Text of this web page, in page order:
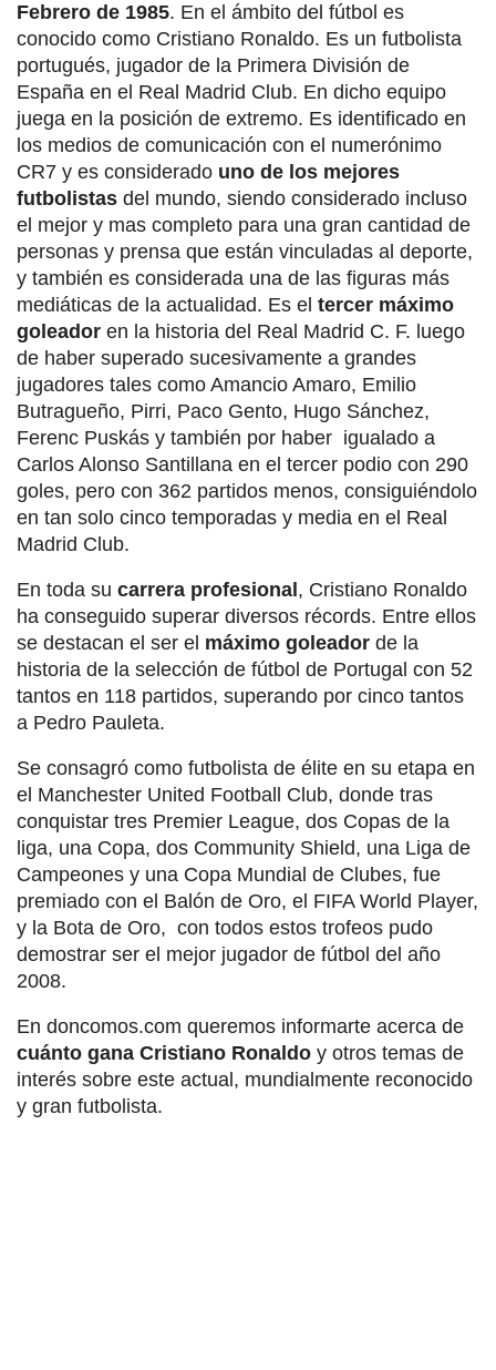
Febrero de 1985. En el ámbito del fútbol es
conocido como Cristiano Ronaldo. Es un futbolista
portugués, jugador de la Primera División de
España en el Real Madrid Club. En dicho equipo
juega en la posición de extremo. Es identificado en
los medios de comunicación con el numerónimo
CR7 y es considerado uno de los mejores
futbolistas del mundo, siendo considerado incluso
el mejor y mas completo para una gran cantidad de
personas y prensa que están vinculadas al deporte,
y también es considerada una de las figuras más
mediáticas de la actualidad. Es el tercer máximo
goleador en la historia del Real Madrid C. F. luego
de haber superado sucesivamente a grandes
jugadores tales como Amancio Amaro, Emilio
Butragueño, Pirri, Paco Gento, Hugo Sánchez,
Ferenc Puskás y también por haber igualado a
Carlos Alonso Santillana en el tercer podio con 290
goles, pero con 362 partidos menos, consiguiéndolo
en tan solo cinco temporadas y media en el Real
Madrid Club.
En toda su carrera profesional , Cristiano Ronaldo
ha conseguido superar diversos récords. Entre ellos
se destacan el ser el máximo goleador de la
historia de la selección de fútbol de Portugal con 52
tantos en 118 partidos, superando por cinco tantos
a Pedro Pauleta.
Se consagró como futbolista de élite en su etapa en
el Manchester United Football Club, donde tras
conquistar tres Premier League, dos Copas de la
liga, una Copa, dos Community Shield, una Liga de
Campeones y una Copa Mundial de Clubes, fue
premiado con el Balón de Oro, el FIFA World Player,
y la Bota de Oro, con todos estos trofeos pudo
demostrar ser el mejor jugador de fútbol del año
2008.
En doncomos.com queremos informarte acerca de
cuánto gana Cristiano Ronaldo y otros temas de
interés sobre este actual, mundialmente reconocido
y gran futbolista.